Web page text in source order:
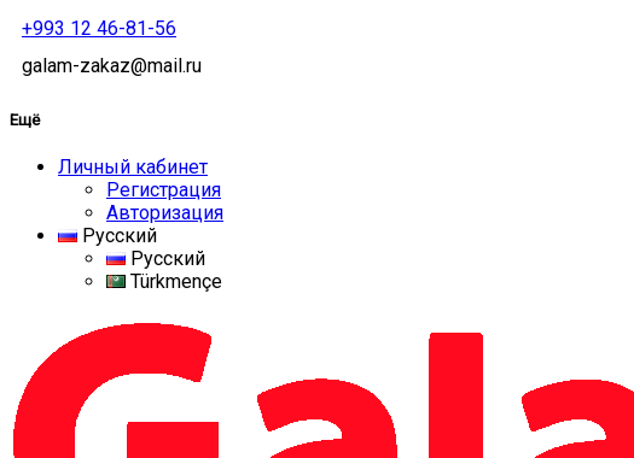
+993 12 46-81-56
galam-zakaz@mail.ru
Ещё
Личный кабинет
Регистрация
Авторизация
Русский
Русский
Türkmençe